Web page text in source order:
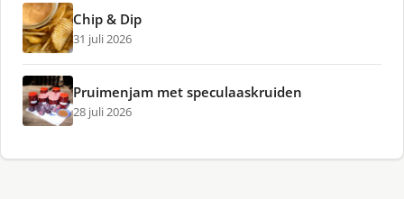
Chip & Dip
31 juli 2026
Pruimenjam met speculaaskruiden
28 juli 2026